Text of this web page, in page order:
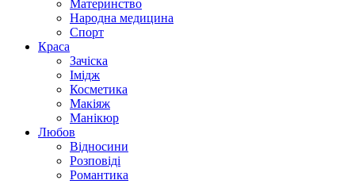
Материнство
Народна медицина
Спорт
Краса
Зачіска
Імідж
Косметика
Макіяж
Манікюр
Любов
Відносини
Розповіді
Романтика